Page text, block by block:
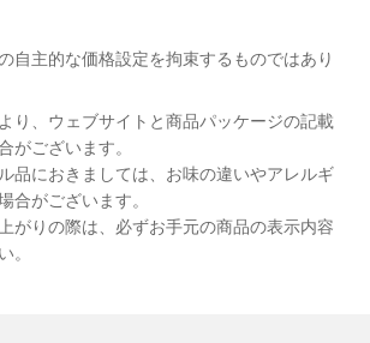
自主的な価格設定を拘束するものではあり
り、ウェブサイトと商品パッケージの記載
がございます。
品におきましては、お味の違いやアレルギ
合がございます。
がりの際は、必ずお手元の商品の表示内容
。